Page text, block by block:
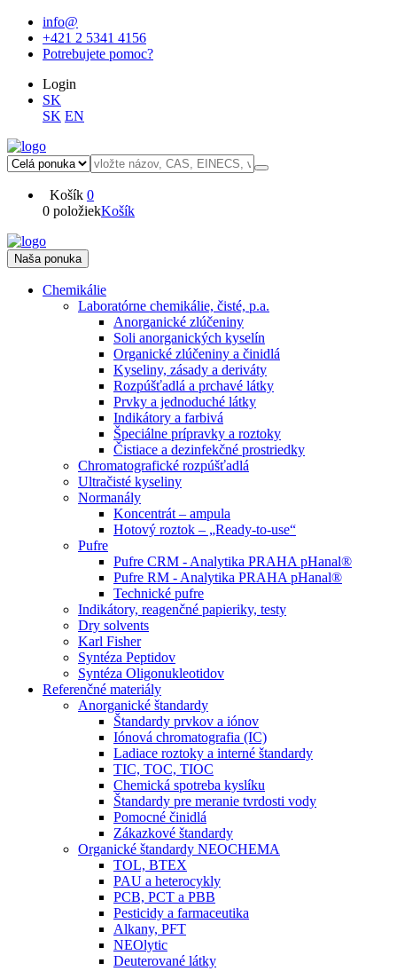
info@
+421 2 5341 4156
Potrebujete pomoc?
Login
SK
SK EN
Košík 0
0 položiekKošík
Naša ponuka
Chemikálie
Laboratórne chemikálie, čisté, p.a.
Anorganické zlúčeniny
Soli anorganických kyselín
Organické zlúčeniny a činidlá
Kyseliny, zásady a deriváty
Rozpúšťadlá a prchavé látky
Prvky a jednoduché látky
Indikátory a farbivá
Špeciálne prípravky a roztoky
Čistiace a dezinfekčné prostriedky
Chromatografické rozpúšťadlá
Ultračisté kyseliny
Normanály
Koncentrát – ampula
Hotový roztok – „Ready-to-use“
Pufre
Pufre CRM - Analytika PRAHA pHanal®
Pufre RM - Analytika PRAHA pHanal®
Technické pufre
Indikátory, reagenčné papieriky, testy
Dry solvents
Karl Fisher
Syntéza Peptidov
Syntéza Oligonukleotidov
Referenčné materiály
Anorganické štandardy
Štandardy prvkov a iónov
Iónová chromatografia (IC)
Ladiace roztoky a interné štandardy
TIC, TOC, TIOC
Chemická spotreba kyslíku
Štandardy pre meranie tvrdosti vody
Pomocné činidlá
Zákazkové štandardy
Organické štandardy NEOCHEMA
TOL, BTEX
PAU a heterocykly
PCB, PCT a PBB
Pesticidy a farmaceutika
Alkany, PFT
NEOlytic
Deuterované látky